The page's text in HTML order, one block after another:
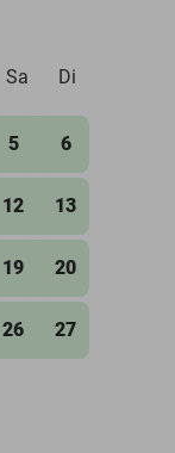
Sa Di
5 6
12 13
19 20
26 27